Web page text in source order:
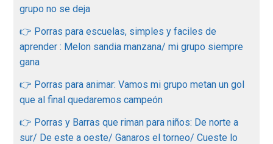
grupo no se deja
👉 Porras para escuelas, simples y faciles de
aprender : Melon sandia manzana/ mi grupo siempre
gana
👉 Porras para animar: Vamos mi grupo metan un gol
que al final quedaremos campeón
👉 Porras y Barras que riman para niños: De norte a
sur/ De este a oeste/ Ganaros el torneo/ Cueste lo